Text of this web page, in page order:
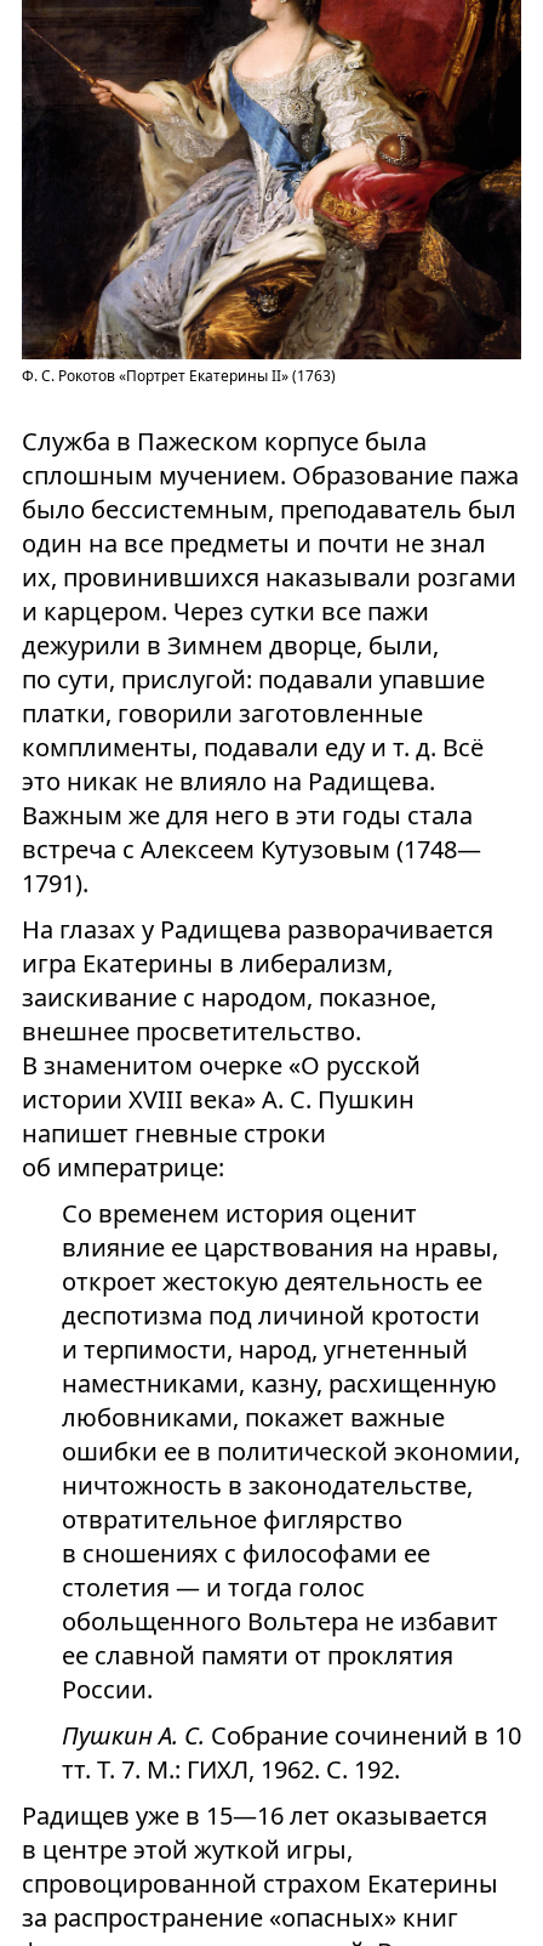
Ф. С. Рокотов «Портрет Екатерины II» (1763)
Служба в Пажеском корпусе была
сплошным мучением. Образование пажа
было бессистемным, преподаватель был
один на все предметы и почти не знал
их, провинившихся наказывали розгами
и карцером. Через сутки все пажи
дежурили в Зимнем дворце, были,
по сути, прислугой: подавали упавшие
платки, говорили заготовленные
комплименты, подавали еду и т. д. Всё
это никак не влияло на Радищева.
Важным же для него в эти годы стала
встреча с Алексеем Кутузовым (1748—
1791).
На глазах у Радищева разворачивается
игра Екатерины в либерализм,
заискивание с народом, показное,
внешнее просветительство.
В знаменитом очерке «О русской
истории XVIII века» А. С. Пушкин
напишет гневные строки
об императрице:
Со временем история оценит
влияние ее царствования на нравы,
откроет жестокую деятельность ее
деспотизма под личиной кротости
и терпимости, народ, угнетенный
наместниками, казну, расхищенную
любовниками, покажет важные
ошибки ее в политической экономии,
ничтожность в законодательстве,
отвратительное фиглярство
в сношениях с философами ее
столетия — и тогда голос
обольщенного Вольтера не избавит
ее славной памяти от проклятия
России.
Пушкин А. С. Собрание сочинений в 10
тт. Т. 7. М.: ГИХЛ, 1962. С. 192.
Радищев уже в 15—16 лет оказывается
в центре этой жуткой игры,
спровоцированной страхом Екатерины
за распространение «опасных» книг